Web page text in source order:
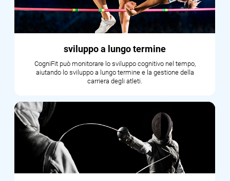
sviluppo a lungo termine
CogniFit può monitorare lo sviluppo cognitivo nel tempo,
aiutando lo sviluppo a lungo termine e la gestione della
carriera degli atleti.